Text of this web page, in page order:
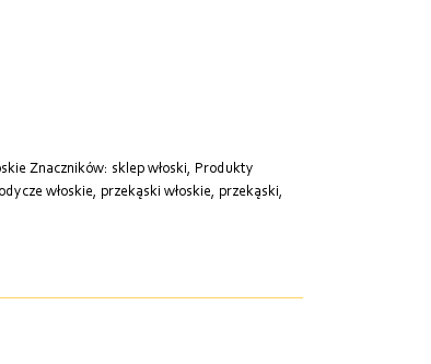
Znaczników: sklep włoski, Produkty
włoskie, przekąski włoskie, przekąski,